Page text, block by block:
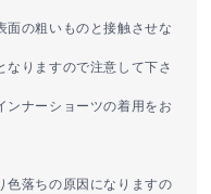
面の粗いものと接触させな
なりますので注意して下さ
ンナーショーツの着用をお
色落ちの原因になりますの